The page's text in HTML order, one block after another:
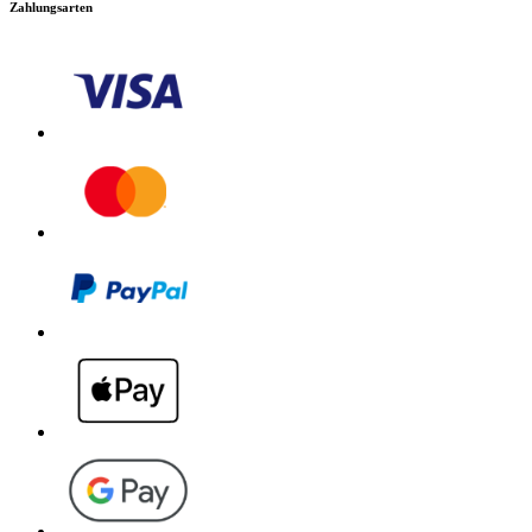
Download PDF
Handbuch
Zahlungsarten